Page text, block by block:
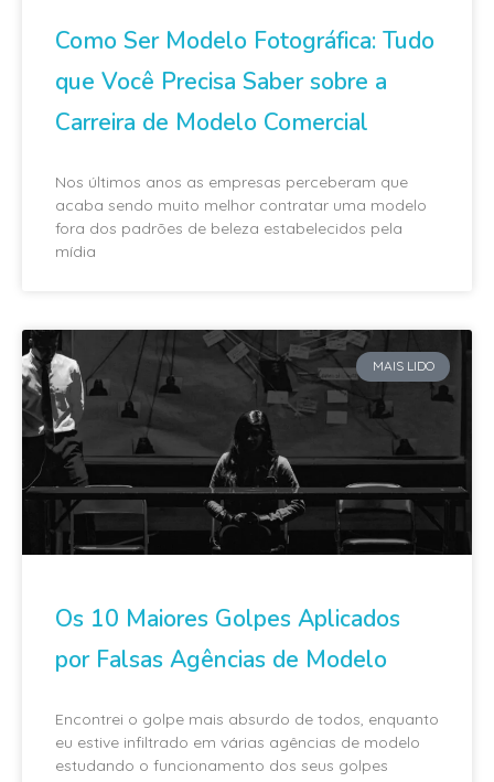
Como Ser Modelo Fotográfica: Tudo
que Você Precisa Saber sobre a
Carreira de Modelo Comercial
Nos últimos anos as empresas perceberam que
acaba sendo muito melhor contratar uma modelo
fora dos padrões de beleza estabelecidos pela
mídia
MAIS LIDO
Os 10 Maiores Golpes Aplicados
por Falsas Agências de Modelo
Encontrei o golpe mais absurdo de todos, enquanto
eu estive infiltrado em várias agências de modelo
estudando o funcionamento dos seus golpes